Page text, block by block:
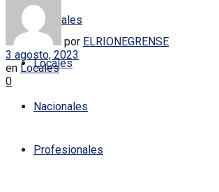
Policiales
Locales
Nacionales
Profesionales
por ELRIONEGRENSE
3 agosto, 2023
en Locales
0